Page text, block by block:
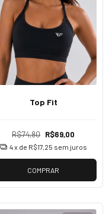
Top Fit
R$74,80 R$69,00
4x de R$17,25 sem juros
COMPRAR